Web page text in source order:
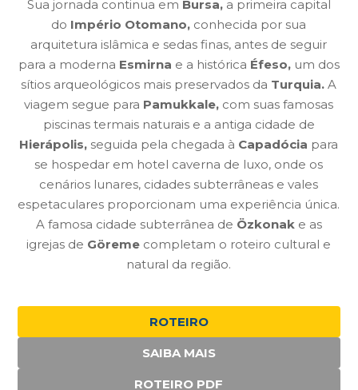
Sua jornada continua em Bursa,a primeira capital
do Império Otomano, conhecida por sua
arquitetura islâmica e sedas finas, antes de seguir
para a moderna Esmirna e a histórica Éfeso,um dos
sítios arqueológicos mais preservados da Turquia. A
viagem segue para Pamukkale, com suas famosas
piscinas termais naturais e a antiga cidade de
Hierápolis, seguida pela chegada à Capadócia para
se hospedar em hotel caverna de luxo, onde os
cenários lunares, cidades subterrâneas e vales
espetaculares proporcionam uma experiência única.
A famosa cidade subterrânea de Özkonake as
igrejas de Göreme completam o roteiro cultural e
natural da região.
ROTEIRO
SAIBA MAIS
ROTEIRO PDF